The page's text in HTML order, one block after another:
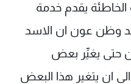
الخاطئة يقدم خدمة
وظن عون ان الاسد
حتى يغيِّر بعض
ان يتغير هذا البعض